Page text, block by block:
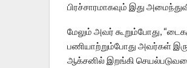
பிரச்சாரமாகவும் இது
மேலும் அவர் கூறும்போது,
பணியாற்றும்போது அவர்கள்
ஆக்சனில் இறங்கி